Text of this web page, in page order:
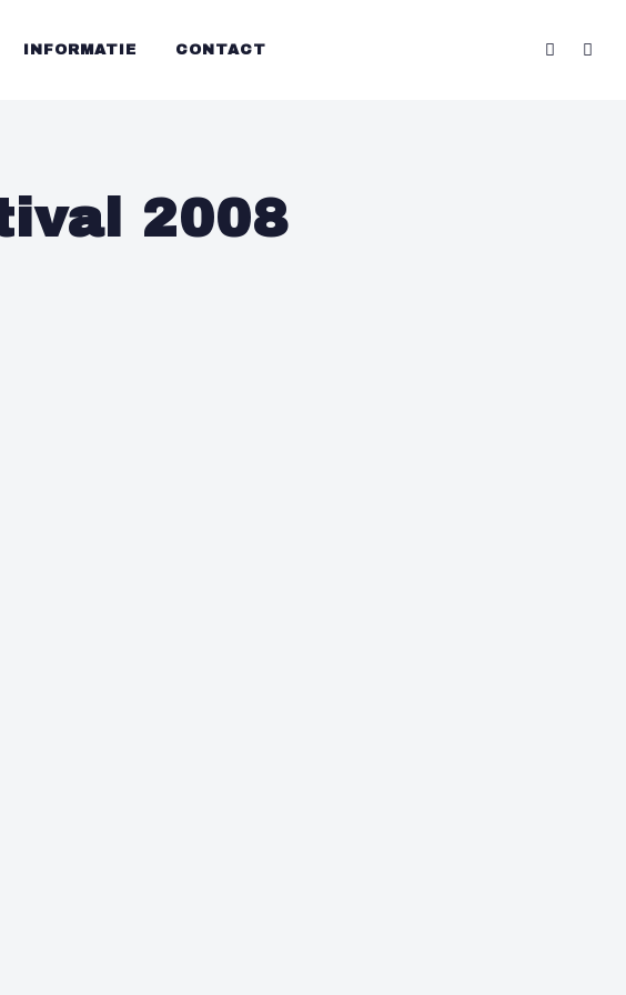
INFORMATIE CONTACT
2008